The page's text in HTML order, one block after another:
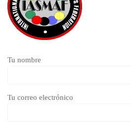
Tu nombre
Tu correo electrónico